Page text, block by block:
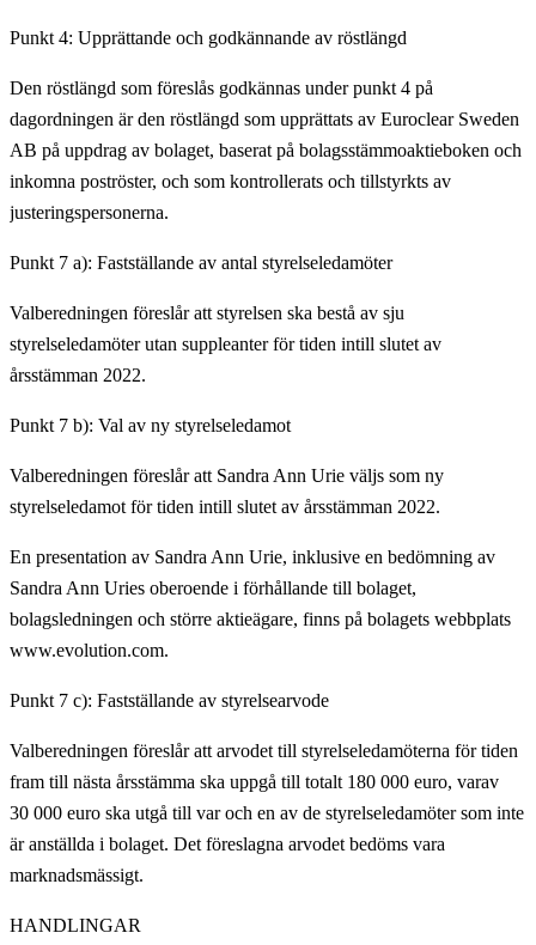
Punkt 4: Upprättande och godkännande av röstlängd
Den röstlängd som föreslås godkännas under punkt 4 på
dagordningen är den röstlängd som upprättats av Euroclear Sweden
AB på uppdrag av bolaget, baserat på bolagsstämmoaktieboken och
inkomna poströster, och som kontrollerats och tillstyrkts av
justeringspersonerna.
Punkt 7 a): Fastställande av antal styrelseledamöter
Valberedningen föreslår att styrelsen ska bestå av sju
styrelseledamöter utan suppleanter för tiden intill slutet av
årsstämman 2022.
Punkt 7 b): Val av ny styrelseledamot
Valberedningen föreslår att Sandra Ann Urie väljs som ny
styrelseledamot för tiden intill slutet av årsstämman 2022.
En presentation av Sandra Ann Urie, inklusive en bedömning av
Sandra Ann Uries oberoende i förhållande till bolaget,
bolagsledningen och större aktieägare, finns på bolagets webbplats
www.evolution.com.
Punkt 7 c): Fastställande av styrelsearvode
Valberedningen föreslår att arvodet till styrelseledamöterna för tiden
fram till nästa årsstämma ska uppgå till totalt 180 000 euro, varav
30 000 euro ska utgå till var och en av de styrelseledamöter som inte
är anställda i bolaget. Det föreslagna arvodet bedöms vara
marknadsmässigt.
HANDLINGAR